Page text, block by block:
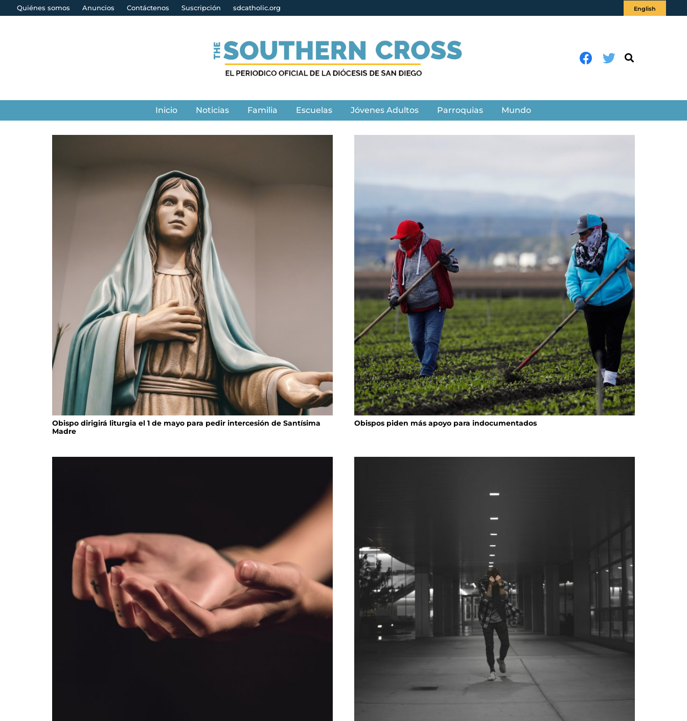
Quiénes somos Anuncios Contáctenos Suscripción sdcatholic.org English
Inicio Noticias Familia Escuelas Jóvenes Adultos Parroquias Mundo
Obispo dirigirá liturgia el 1 de mayo para pedir intercesión de Santísima
Madre
Obispos piden más apoyo para indocumentados